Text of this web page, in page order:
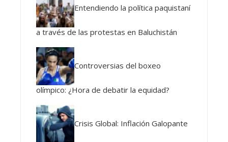
Entendiendo la política paquistaní
a través de las protestas en Baluchistán
Controversias del boxeo
olímpico: ¿Hora de debatir la equidad?
Crisis Global: Inflación Galopante